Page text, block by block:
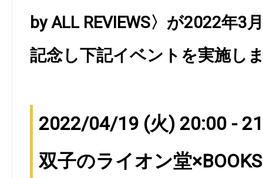
by ALL REVIEWS〉が2022年3
記念し下記イベントを実施し
2022/04/19 (火) 20:00 -
双子のライオン堂